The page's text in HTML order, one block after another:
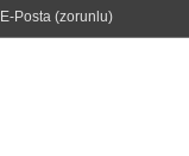
E-Posta (zorunlu)